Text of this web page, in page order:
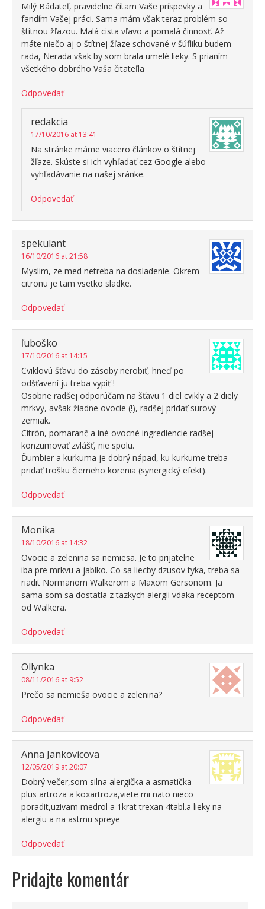
Milý Bádateľ, pravidelne čítam Vaše príspevky a
fandím Vašej práci. Sama mám však teraz problém so
štítnou žľazou. Malá cista vľavo a pomalá činnosť. Až
máte niečo aj o štítnej žľaze schované v šúfliku budem
rada, Nerada však by som brala umelé lieky. S prianím
všetkého dobrého Vaša čitateľla
Odpovedať
redakcia
17/10/2016 at 13:41
Na stránke máme viacero článkov o štítnej
žľaze. Skúste si ich vyhľadať cez Google alebo
vyhľadávanie na našej sránke.
Odpovedať
spekulant
16/10/2016 at 21:58
Myslim, ze med netreba na dosladenie. Okrem
citronu je tam vsetko sladke.
Odpovedať
ľuboško
17/10/2016 at 14:15
Cviklovú šťavu do zásoby nerobiť, hneď po
odšťavení ju treba vypiť !
Osobne radšej odporúčam na šťavu 1 diel cvikly a 2 diely
mrkvy, avšak žiadne ovocie (!), radšej pridať surový
zemiak.
Citrón, pomaranč a iné ovocné ingrediencie radšej
konzumovať zvlášť, nie spolu.
Ďumbier a kurkuma je dobrý nápad, ku kurkume treba
pridať trošku čierneho korenia (synergický efekt).
Odpovedať
Monika
18/10/2016 at 14:32
Ovocie a zelenina sa nemiesa. Je to prijatelne
iba pre mrkvu a jablko. Co sa liecby dzusov tyka, treba sa
riadit Normanom Walkerom a Maxom Gersonom. Ja
sama som sa dostatla z tazkych alergii vdaka receptom
od Walkera.
Odpovedať
Ollynka
08/11/2016 at 9:52
Prečo sa nemieša ovocie a zelenina?
Odpovedať
Anna Jankovicova
12/05/2019 at 20:07
Dobrý večer,som silna alergička a asmatička
plus artroza a koxartroza,viete mi nato nieco
poradit,uzivam medrol a 1krat trexan 4tabl.a lieky na
alergiu a na astmu spreye
Odpovedať
Pridajte komentár